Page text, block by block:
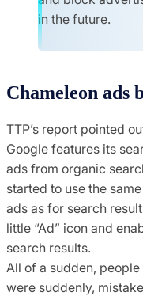
in the future.
Chameleon ads
TTP’s report pointed
Google features its
ads from organic
started to use the
ads as for search
little “Ad” icon and
search results.
All of a sudden,
were suddenly,